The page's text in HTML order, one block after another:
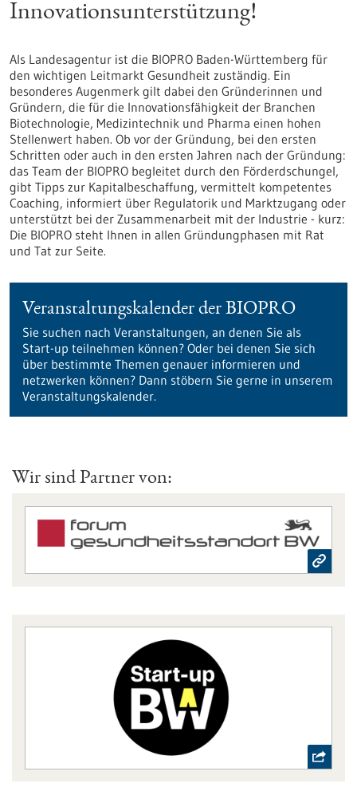
Innovationsunterstützung!
Als Landesagentur ist die BIOPRO Baden-Württemberg für
den wichtigen Leitmarkt Gesundheit zuständig. Ein
besonderes Augenmerk gilt dabei den Gründerinnen und
Gründern, die für die Innovationsfähigkeit der Branchen
Biotechnologie, Medizintechnik und Pharma einen hohen
Stellenwert haben. Ob vor der Gründung, bei den ersten
Schritten oder auch in den ersten Jahren nach der Gründung:
das Team der BIOPRO begleitet durch den Förderdschungel,
gibt Tipps zur Kapitalbeschaffung, vermittelt kompetentes
Coaching, informiert über Regulatorik und Marktzugang oder
unterstützt bei der Zusammenarbeit mit der Industrie - kurz:
Die BIOPRO steht Ihnen in allen Gründungphasen mit Rat
und Tat zur Seite.
Veranstaltungskalender der BIOPRO
Sie suchen nach Veranstaltungen, an denen Sie als
Start-up teilnehmen können? Oder bei denen Sie sich
über bestimmte Themen genauer informieren und
netzwerken können? Dann stöbern Sie gerne in unserem
Veranstaltungskalender.
Wir sind Partner von: